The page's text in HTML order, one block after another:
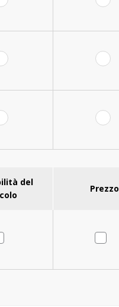
del
Prezzo